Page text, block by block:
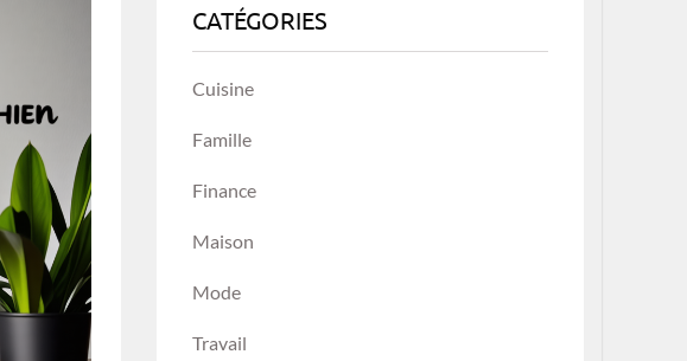
CATÉGORIES
Cuisine
Famille
Finance
Maison
Mode
Travail